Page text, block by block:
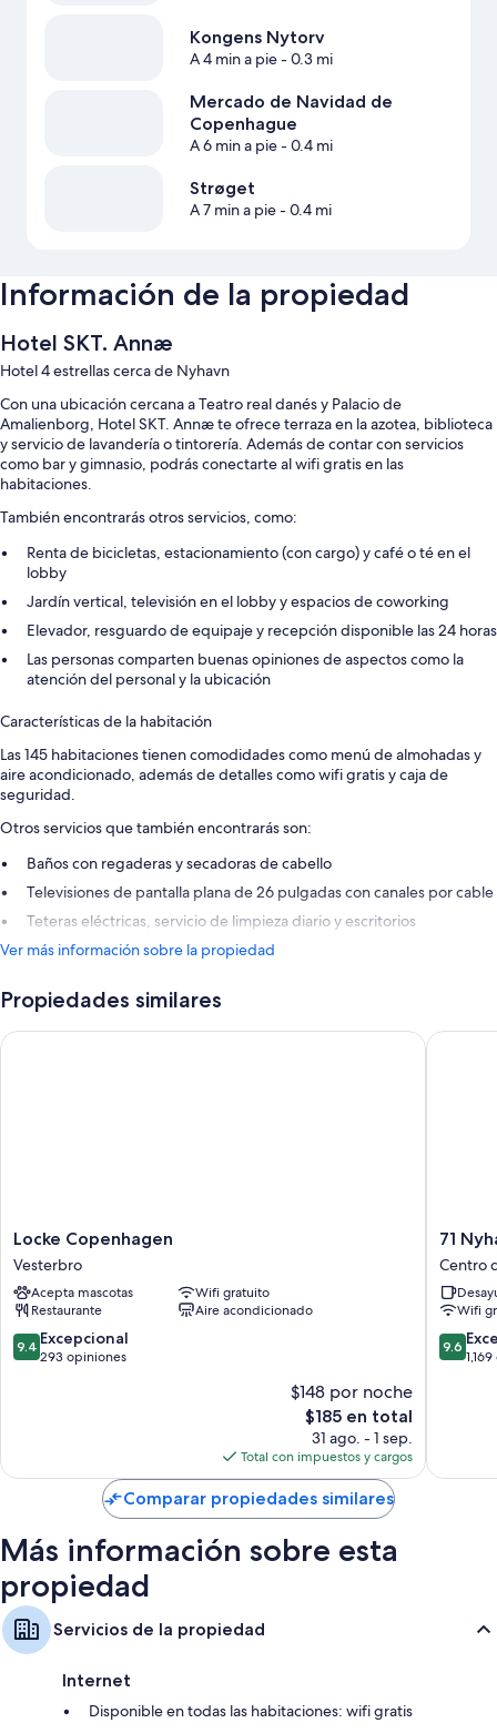
Kongens Nytorv
A 4 min a pie- 0.3 mi
Mercado de Navidad de
Copenhague
A 6 min a pie- 0.4 mi
Strøget
A 7 min a pie- 0.4 mi
Información de la propiedad
Hotel SKT. Annæ
Hotel 4 estrellas cerca de Nyhavn
Con una ubicación cercana a Teatro real danés y Palacio de
Amalienborg, Hotel SKT. Annæ te ofrece terraza en la azotea, biblioteca
y servicio de lavandería o tintorería. Además de contar con servicios
como bar y gimnasio, podrás conectarte al wifi gratis en las
habitaciones.
También encontrarás otros servicios, como:
Renta de bicicletas, estacionamiento (con cargo) y café o té en el
lobby
Jardín vertical, televisión en el lobby y espacios de coworking
Elevador, resguardo de equipaje y recepción disponible las 24 horas
Las personas comparten buenas opiniones de aspectos como la
atención del personal y la ubicación
Características de la habitación
Las 145 habitaciones tienen comodidades como menú de almohadas y
aire acondicionado, además de detalles como wifi gratis y caja de
seguridad.
Otros servicios que también encontrarás son:
Baños con regaderas y secadoras de cabello
Televisiones de pantalla plana de 26 pulgadas con canales por cable
Teteras eléctricas, servicio de limpieza diario y escritorios
Ver más información sobre la propiedad
Propiedades similares
Locke
Copenhagen
Vesterbro
Locke Copenhagen
Vesterbro
Acepta mascotas
Wifi gratuito
Restaurante
Aire acondicionado
9.4
de
9.4 Excepcional
293 opiniones
$148 por noche
El
precio
actual
es
de
$185
$185 en total
31 ago. - 1 sep.
Total con impuestos y cargos
Locke Copenhagen
71
Nyhavn
Hotel
Centro
de
la
ciudad
71
Centro
Wifi
9.6
de
9.6
71
Comparar propiedades similares
Más información sobre esta
propiedad
Servicios de la propiedad
Internet
Disponible en todas las habitaciones: wifi gratis